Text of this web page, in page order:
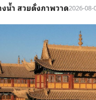
งน้ำ สวยดั่งภาพวาด2026-08-